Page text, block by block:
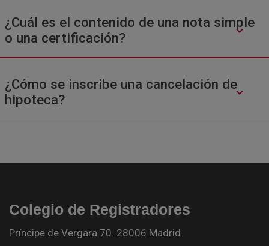
¿Cuál es el contenido de una nota simple
o una certificación?
¿Cómo se inscribe una cancelación de
hipoteca?
Colegio de Registradores
Príncipe de Vergara 70. 28006 Madrid